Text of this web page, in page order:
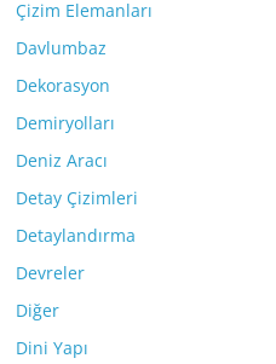
Çizim Elemanları
Davlumbaz
Dekorasyon
Demiryolları
Deniz Aracı
Detay Çizimleri
Detaylandırma
Devreler
Diğer
Dini Yapı